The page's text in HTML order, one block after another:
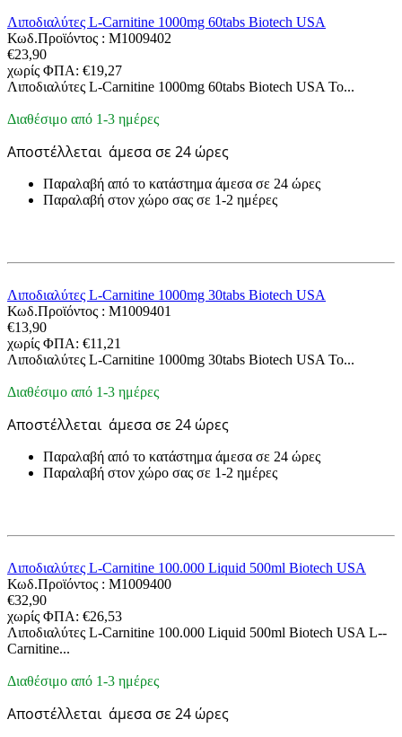
Λιποδιαλύτες L-Carnitine 1000mg 60tabs Biotech USA
Κωδ.Προϊόντος : M1009402
€23,90
χωρίς ΦΠΑ: €19,27
Λιποδιαλύτες L-Carnitine 1000mg 60tabs Biotech USA Το...
Διαθέσιμο από 1-3 ημέρες
Αποστέλλεται άμεσα σε 24 ώρες
Παραλαβή από το κατάστημα άμεσα σε 24 ώρες
Παραλαβή στον χώρο σας σε 1-2 ημέρες
Λιποδιαλύτες L-Carnitine 1000mg 30tabs Biotech USA
Κωδ.Προϊόντος : M1009401
€13,90
χωρίς ΦΠΑ: €11,21
Λιποδιαλύτες L-Carnitine 1000mg 30tabs Biotech USA Το...
Διαθέσιμο από 1-3 ημέρες
Αποστέλλεται άμεσα σε 24 ώρες
Παραλαβή από το κατάστημα άμεσα σε 24 ώρες
Παραλαβή στον χώρο σας σε 1-2 ημέρες
Λιποδιαλύτες L-Carnitine 100.000 Liquid 500ml Biotech USA
Κωδ.Προϊόντος : M1009400
€32,90
χωρίς ΦΠΑ: €26,53
Λιποδιαλύτες L-Carnitine 100.000 Liquid 500ml Biotech USA L--
Carnitine...
Διαθέσιμο από 1-3 ημέρες
Αποστέλλεται άμεσα σε 24 ώρες